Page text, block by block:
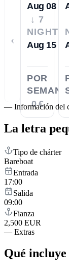
‹
Aug 08
↓ 7
NIGHTS
Aug 15
POR
SEMANA
0 €
— Información del
La letra
Tipo de chárter
Bareboat
Entrada
17:00
Salida
09:00
Fianza
2,500 EUR
— Extras
Qué